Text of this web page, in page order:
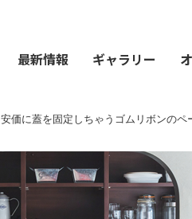
最新情報 ギャラリー
安価に蓋を固定しちゃうゴムリボンのペ